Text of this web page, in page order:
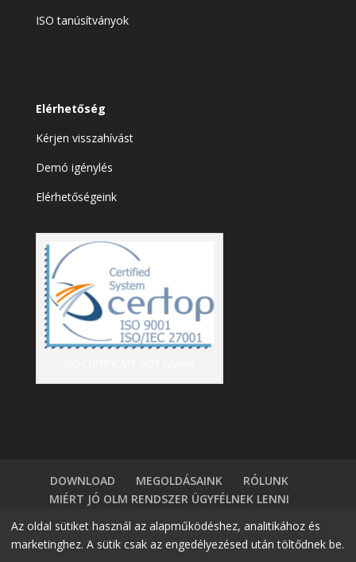
ISO tanúsítványok
Elérhetőség
Kérjen visszahívást
Demó igénylés
Elérhetőségeink
DOWNLOAD MEGOLDÁSAINK
RÓLUNK
MIÉRT JÓ OLM RENDSZER ÜGYFÉLNEK LENNI
BELÉPÉS
DEMÓ IGÉNYLÉS KAPCSOLAT
Az oldal sütiket használ az alapműködéshez, analitikához és
marketinghez. A sütik csak az engedélyezésed után töltődnek be.